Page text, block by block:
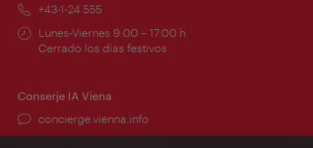
Teléfono:
+43-1-24 555
Horarios
de
Lunes-Viernes 9:00 – 17:00 h
Cerrado los días festivos
Conserje IA Viena
concierge.vienna.info